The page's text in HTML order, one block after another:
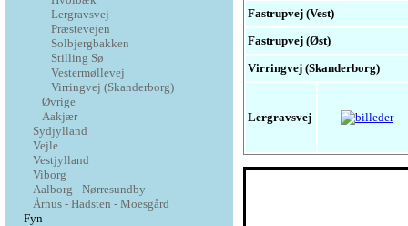
Lergravsvej
Præstevejen
Solbjergbakken
Stilling Sø
Vestermøllevej
Virringvej (Skanderborg)
Øvrige
Aakjær
Sydjylland
Vejle
Vestjylland
Viborg
Aalborg - Nørresundby
Århus - Hadsten - Moesgård
Fyn
Fastrupvej (Vest)
Fastrupvej (Øst)
Virringvej (Skanderborg)
Lergravsvej